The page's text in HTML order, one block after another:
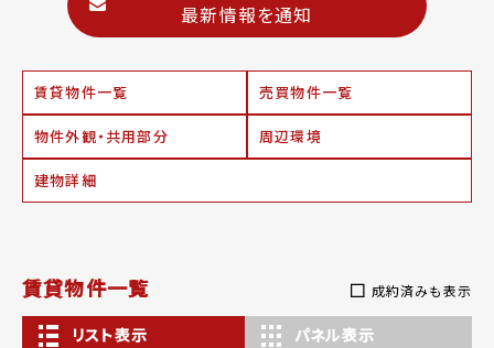
最新情報を通知
賃貸物件一覧 売買物件一覧
物件外観・共用部分 周辺環境
建物詳細
賃貸物件一覧 成約済みも表示
リスト表示 パネル表示